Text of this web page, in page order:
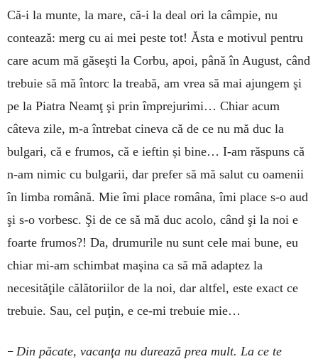
Că-i la munte, la mare, că-i la deal ori la câmpie, nu
contează: merg cu ai mei peste tot! Ăsta e motivul pentru
care acum mă găseşti la Corbu, apoi, până în August, când
trebuie să mă întorc la treabă, am vrea să mai ajungem şi
pe la Piatra Neamţ şi prin împrejurimi… Chiar acum
câteva zile, m-a întrebat cineva că de ce nu mă duc la
bulgari, că e frumos, că e ieftin și bine… I-am răspuns că
n-am nimic cu bulgarii, dar prefer să mă salut cu oamenii
în limba română. Mie îmi place româna, îmi place s-o aud
şi s-o vorbesc. Şi de ce să mă duc acolo, când şi la noi e
foarte frumos?! Da, drumurile nu sunt cele mai bune, eu
chiar mi-am schimbat maşina ca să mă adaptez la
necesităţile călătoriilor de la noi, dar altfel, este exact ce
trebuie. Sau, cel puţin, e ce-mi trebuie mie…
– Din păcate, vacanţa nu durează prea mult. La ce te